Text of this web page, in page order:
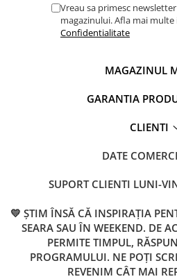
Vreau sa primesc
magazinului. Afla mai multe
Confidentialitate
MAGAZINUL
GARANTIA
CLIENTI
DATE
SUPORT CLIENTI LUNI-
💛 ȘTIM ÎNSĂ CĂ INSPIRAȚIA
SEARA SAU ÎN WEEKEND. DE
PERMITE TIMPUL,
PROGRAMULUI. NE POȚI
REVENIM CÂT MAI